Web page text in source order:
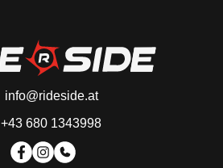
info@rideside.at
+43 680 1343998